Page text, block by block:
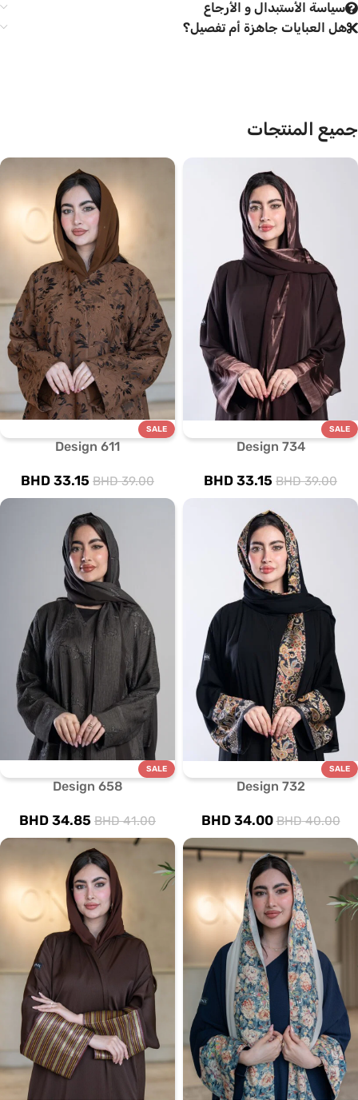
سياسة الأستبدال و الأرجاع
هل العبايات جاهزة أم تفصيل؟
جميع المنتجات
SALE
Design 734
BHD39.00
BHD 33.15
SALE
Design 611
BHD39.00
BHD 33.15
SALE
Design 732
BHD40.00
BHD34.00
SALE
Design 658
BHD41.00
BHD 34.85